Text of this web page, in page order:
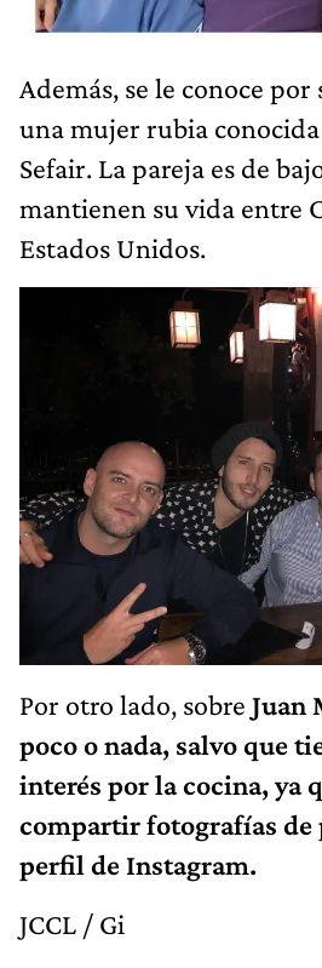
Además, se le conoce
una mujer rubia
Sefair. La pareja es de
mantienen su vida entre
Estados Unidos.
Por otro lado, sobre Juan
poco o nada, salvo que
interés por la cocina, ya
compartir fotografías de
perfil de Instagram.
JCCL / Gi